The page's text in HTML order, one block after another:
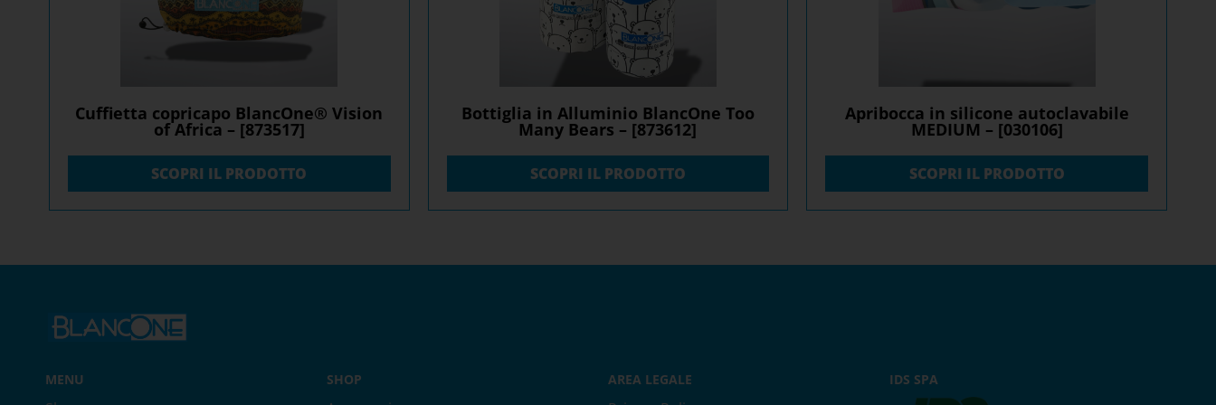
Cuffietta copricapo BlancOne® Vision
of Africa – [873517]
SCOPRI IL PRODOTTO
Bottiglia in Alluminio BlancOne Too
Many Bears – [873612]
SCOPRI IL PRODOTTO
Apribocca in silicone autoclavabile
MEDIUM – [030106]
SCOPRI IL PRODOTTO
MENU SHOP AREA LEGALE IDS SPA